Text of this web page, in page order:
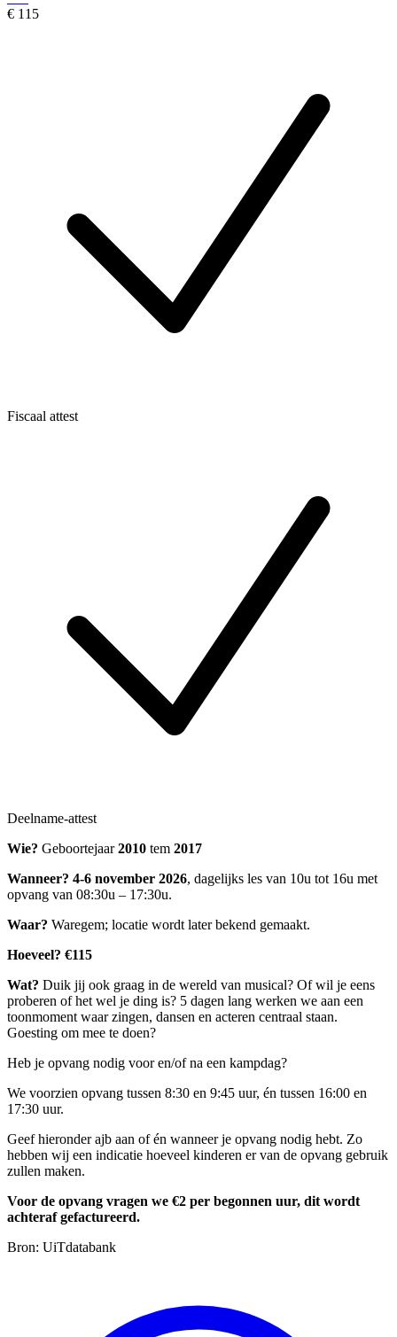
€ 115
Fiscaal attest
Deelname-attest
Wie? Geboortejaar2010 tem 2017
Wanneer? 4-6 november 2026, dagelijks les van 10u tot 16u met
opvang van 08:30u – 17:30u.
Waar? Waregem; locatie wordt later bekend gemaakt.
Hoeveel? €115
Wat? Duik jij ook graag in de wereld van musical? Of wil je eens
proberen of het wel je ding is? 5 dagen lang werken we aan een
toonmoment waar zingen, dansen en acteren centraal staan.
Goesting om mee te doen?
Heb je opvang nodig voor en/of na een kampdag?
We voorzien opvang tussen 8:30 en 9:45 uur, én tussen 16:00 en
17:30 uur.
Geef hieronder ajb aan of én wanneer je opvang nodig hebt. Zo
hebben wij een indicatie hoeveel kinderen er van de opvang gebruik
zullen maken.
Voor de opvang vragen we €2 per begonnen uur, dit wordt
achteraf gefactureerd.
Bron: UiTdatabank